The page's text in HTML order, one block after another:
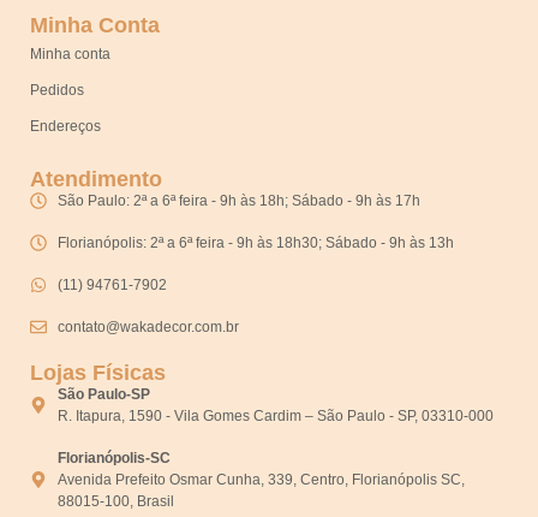
Minha Conta
Minha conta
Pedidos
Endereços
Atendimento
São Paulo: 2ª a 6ª feira - 9h às 18h; Sábado - 9h às 17h
Florianópolis: 2ª a 6ª feira - 9h às 18h30; Sábado - 9h às 13h
(11) 94761-7902
contato@wakadecor.com.br
Lojas Físicas
São Paulo-SP
R. Itapura, 1590 - Vila Gomes Cardim – São Paulo - SP, 03310-000
Florianópolis-SC
Avenida Prefeito Osmar Cunha, 339, Centro, Florianópolis SC,
88015-100, Brasil